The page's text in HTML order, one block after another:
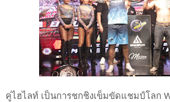
คู่ไฮไลท์ เป็นการชกชิงเข็มขัดแชมป์โลก